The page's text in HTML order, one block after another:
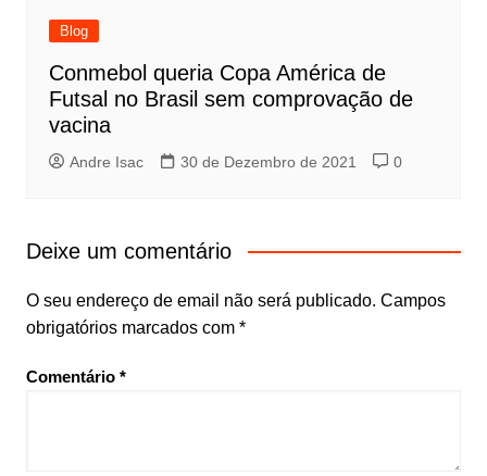
Blog
Conmebol queria Copa América de
Futsal no Brasil sem comprovação de
vacina
Andre Isac 30 de Dezembro de 2021 0
Deixe um comentário
O seu endereço de email não será publicado. Campos
obrigatórios marcados com *
Comentário *